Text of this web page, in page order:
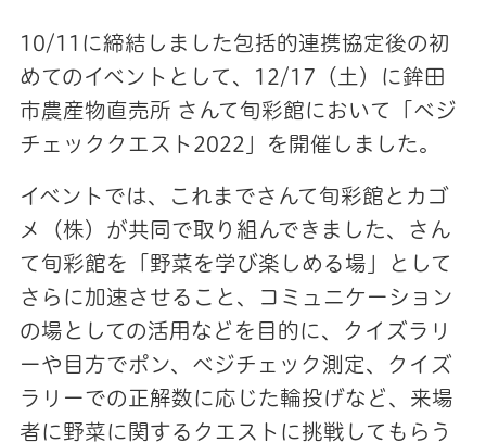
10/11に締結しました包括的連携協定後の初
めてのイベントとして、12/17（土）に鉾田
市農産物直売所 さんて旬彩館において「ベジ
チェッククエスト2022」を開催しました。
イベントでは、これまでさんて旬彩館とカゴ
メ（株）が共同で取り組んできました、さん
て旬彩館を「野菜を学び楽しめる場」として
さらに加速させること、コミュニケーション
の場としての活用などを目的に、クイズラリ
ーや目方でポン、ベジチェック測定、クイズ
ラリーでの正解数に応じた輪投げなど、来場
者に野菜に関するクエストに挑戦してもらう